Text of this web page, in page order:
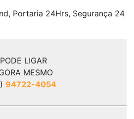
PODE LIGAR
MESMO
94722-4054
Portaria 24Hrs, Segurança 24